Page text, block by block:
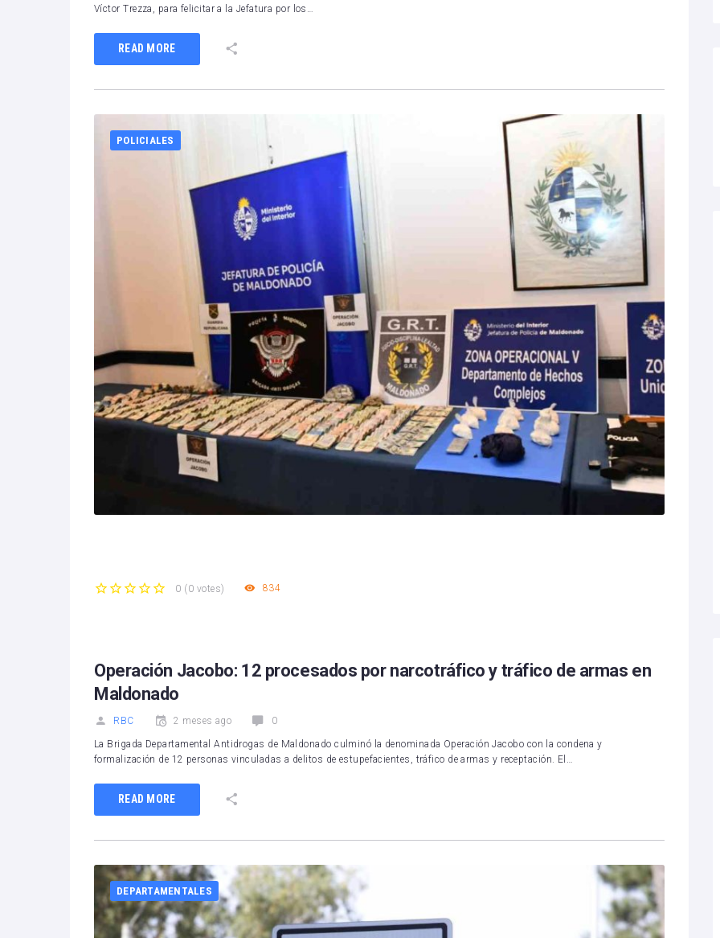
Víctor Trezza, para felicitar a la Jefatura por los…
READ MORE
POLICIALES
0 (0 votes) 834
Operación Jacobo: 12 procesados por narcotráfico y tráfico de armas en
Maldonado
RBC 2 meses ago 0
La Brigada Departamental Antidrogas de Maldonado culminó la denominada Operación Jacobo con la condena y
formalización de 12 personas vinculadas a delitos de estupefacientes, tráfico de armas y receptación. El…
READ MORE
DEPARTAMENTALES